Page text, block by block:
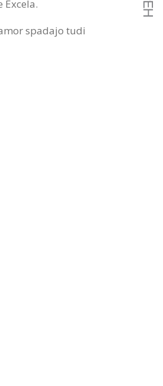
Excela.
spadajo tudi